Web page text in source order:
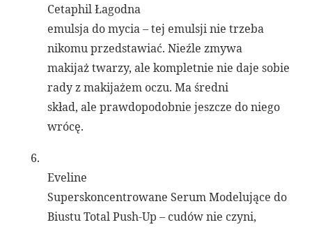
Cetaphil Łagodna
emulsja do mycia – tej emulsji nie trzeba
nikomu przedstawiać. Nieźle zmywa
makijaż twarzy, ale kompletnie nie daje sobie
rady z makijażem oczu. Ma średni
skład, ale prawdopodobnie jeszcze do niego
wrócę.
6.
Eveline
Superskoncentrowane Serum Modelujące do
Biustu Total Push-Up – cudów nie czyni,